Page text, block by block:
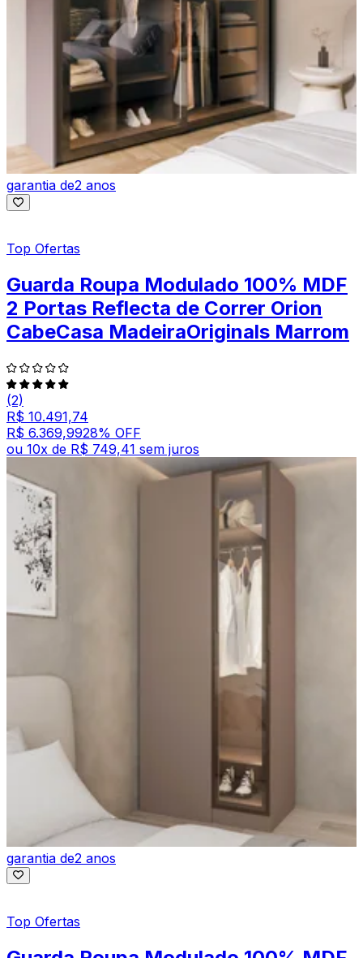
garantia de2 anos
Top Ofertas
Guarda Roupa Modulado 100% MDF
2 Portas Reflecta de Correr Orion
CabeCasa MadeiraOriginals Marrom
(2)
R$ 10.491,74
R$ 6.369,9928% OFF
ou 10x de R$ 749,41 sem juros
garantia de2 anos
Top Ofertas